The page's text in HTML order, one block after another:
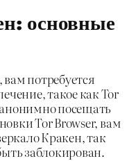
основные
потребуется
такое как Tor
анонимно посещать
Tor Browser, вам
Кракен, так
заблокирован.